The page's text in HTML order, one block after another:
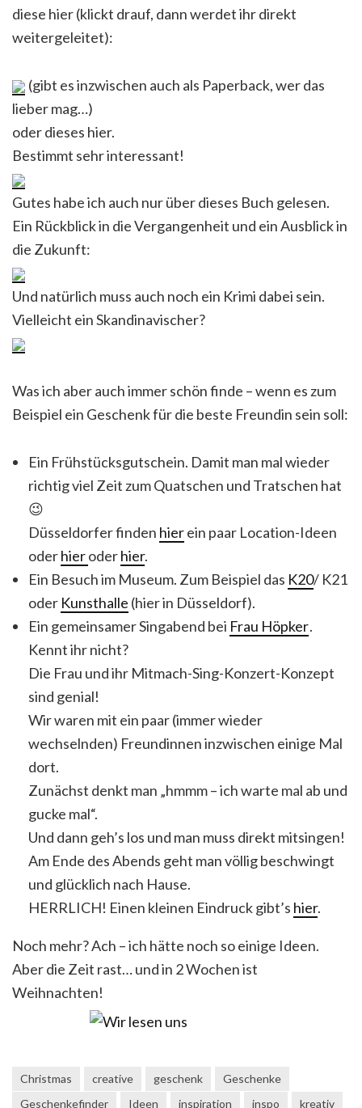
diese hier (klickt drauf, dann werdet ihr direkt
weitergeleitet):
(gibt es inzwischen auch als Paperback, wer das
lieber mag…)
oder dieses hier.
Bestimmt sehr interessant!
Gutes habe ich auch nur über dieses Buch gelesen.
Ein Rückblick in die Vergangenheit und ein Ausblick in
die Zukunft:
Und natürlich muss auch noch ein Krimi dabei sein.
Vielleicht ein Skandinavischer?
Was ich aber auch immer schön finde – wenn es zum
Beispiel ein Geschenk für die beste Freundin sein soll:
Ein Frühstücksgutschein. Damit man mal wieder
richtig viel Zeit zum Quatschen und Tratschen hat
😉
Düsseldorfer finden hierein paar Location-Ideen
oderhieroderhier.
Ein Besuch im Museum. Zum Beispiel das K20/ K21
oder Kunsthalle (hier in Düsseldorf).
Ein gemeinsamer Singabend bei Frau Höpker.
Kennt ihr nicht?
Die Frau und ihr Mitmach-Sing-Konzert-Konzept
sind genial!
Wir waren mit ein paar (immer wieder
wechselnden) Freundinnen inzwischen einige Mal
dort.
Zunächst denkt man „hmmm – ich warte mal ab und
gucke mal“.
Und dann geh’s los und man muss direkt mitsingen!
Am Ende des Abends geht man völlig beschwingt
und glücklich nach Hause.
HERRLICH! Einen kleinen Eindruck gibt’s hier.
Noch mehr? Ach – ich hätte noch so einige Ideen.
Aber die Zeit rast… und in 2 Wochen ist
Weihnachten!
Christmas creative geschenk
Geschenke
Geschenkefinder
Ideen inspiration inspo kreativ